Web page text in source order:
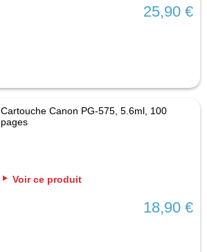
25,90 €
Cartouche Canon PG-575, 5.6ml, 100
pages
Voir ce produit
18,90 €